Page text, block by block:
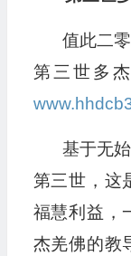
值此二
第三世多
基于无
第三世，这
福慧利益，
杰羌佛的教